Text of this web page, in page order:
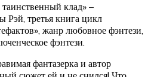
клад» –
Рэй, третья книга цикл
жанр любовное фэнтези,
фэнтези.
фантазерка и автор